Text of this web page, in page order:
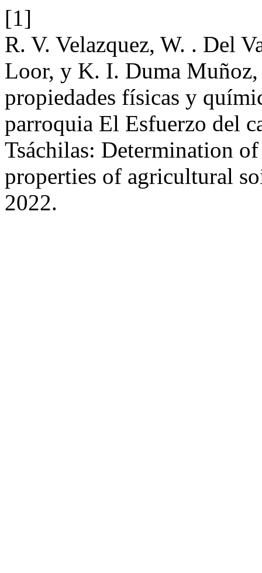
[1]
R. V. Velazquez, W. . Del
Loor, y K. I. Duma
propiedades físicas y
parroquia El Esfuerzo del
Tsáchilas: Determination
properties of agricultural
2022.